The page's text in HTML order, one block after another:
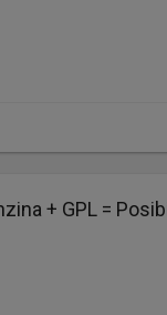
+ GPL =